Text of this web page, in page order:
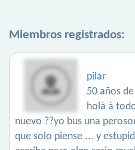
Miembros registrados:
pilar
50 años
holà à
nuevo ??yo bus una
que solo piense ... y